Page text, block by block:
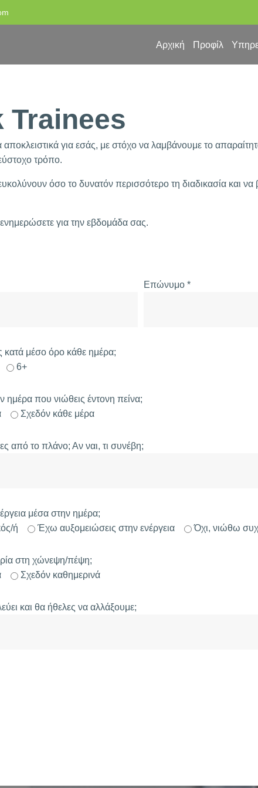
Αρχική Προφίλ
Trainees
για εσάς, με στόχο να λαμβάνουμε το
τρόπο.
όσο το δυνατόν περισσότερο τη διαδικασία και να
για την εβδομάδα σας.
Επώνυμο *
κατά μέσο όρο κάθε ημέρα;
6+
που νιώθεις έντονη πείνα;
Σχεδόν κάθε μέρα
από το πλάνο; Αν ναι, τι συνέβη;
μέσα στην ημέρα;
ή
Έχω αυξομειώσεις στην ενέργεια Όχι, νιώθω
στη χώνεψη/πέψη;
Σχεδόν καθημερινά
και θα ήθελες να αλλάξουμε;